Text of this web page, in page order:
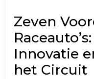
Zeven
Innovatie
het Circuit